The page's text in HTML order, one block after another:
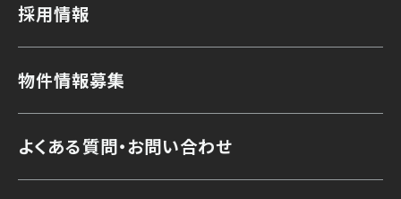
採用情報
物件情報募集
よくある質問・お問い合わせ